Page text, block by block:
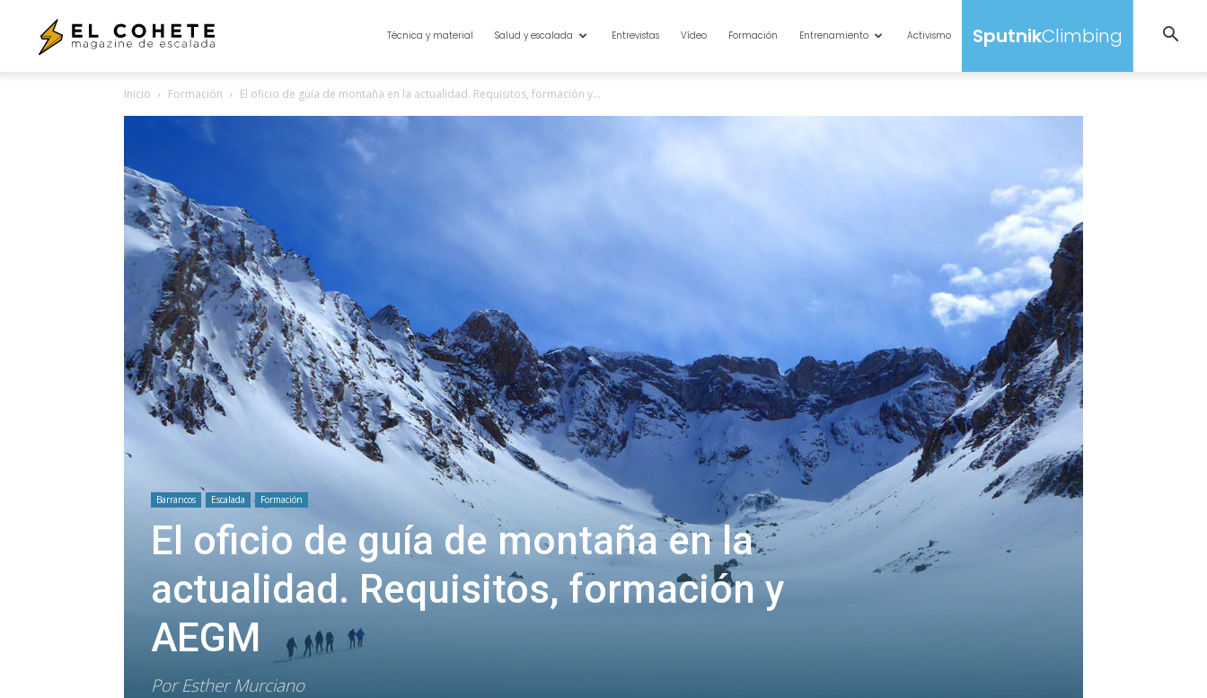
SputnikClimbing
Activismo
Entrenamiento
Formación
Vídeo
Entrevistas
Salud y escalada
Técnica y material
Inicio Formación El oficio de guía de montaña en la actualidad. Requisitos, formación y...
Barrancos Escalada Formación
El oficio de guía de montaña en la
actualidad. Requisitos, formación y
AEGM
Por Esther Murciano